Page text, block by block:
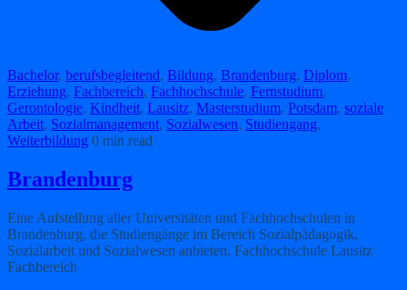
Bachelor, berufsbegleitend, Bildung, Brandenburg, Diplom,
Erziehung, Fachbereich, Fachhochschule, Fernstudium,
Gerontologie, Kindheit, Lausitz, Masterstudium, Potsdam, soziale
Arbeit, Sozialmanagement, Sozialwesen, Studiengang,
Weiterbildung 0 min read
Brandenburg
Eine Aufstellung aller Universitäten und Fachhochschulen in
Brandenburg, die Studiengänge im Bereich Sozialpädagogik,
Sozialarbeit und Sozialwesen anbieten. Fachhochschule Lausitz
Fachbereich